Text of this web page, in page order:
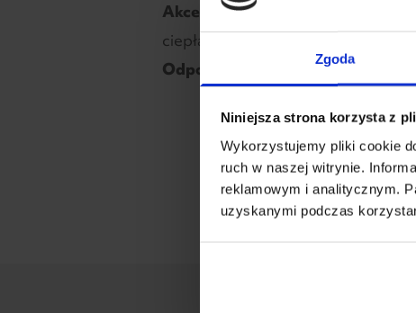
Zgoda
Niniejsza strona korzysta z
Wykorzystujemy pliki cookie
ruch w naszej witrynie.
reklamowym i analitycznym.
uzyskanymi podczas
Akcesoria:tak. Możliwe akcesoria
ciepła)
Odporność na wiatr:
50 km/h